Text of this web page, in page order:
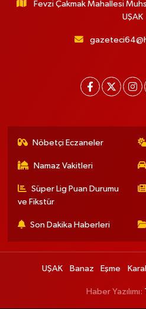
Fevzi Çakmak Mahallesi
UŞAK
Nöbetçi Eczaneler
Namaz Vakitleri
Süper Lig Puan Durumu
ve Fikstür
Son Dakika Haberleri
UŞAK Banaz Eşme
Haber Yazılımı: